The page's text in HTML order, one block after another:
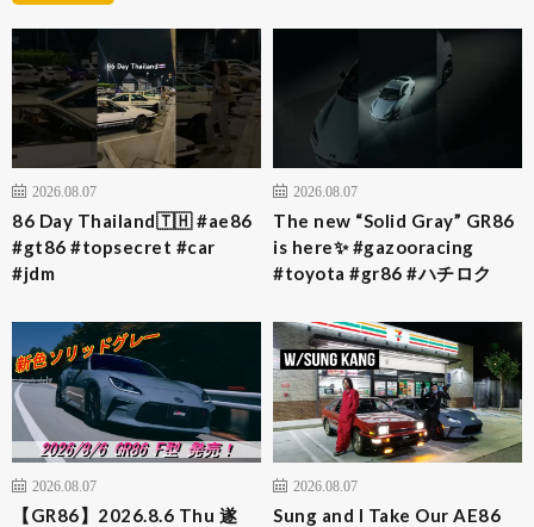
2026.08.07
86 Day Thailand🇹🇭 #ae86
#gt86 #topsecret #car
#jdm
2026.08.07
The new “Solid Gray” GR86
is here✨ #gazooracing
#toyota #gr86 #ハチロク
2026.08.07
【GR86】2026.8.6 Thu 遂
2026.08.07
Sung and I Take Our AE86